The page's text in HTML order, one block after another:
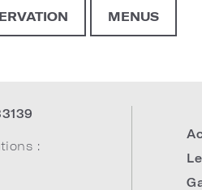
MENUS
: